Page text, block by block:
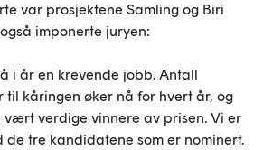
var prosjektene Samling og Biri
imponerte juryen:
i år en krevende jobb. Antall
til kåringen øker nå for hvert år, og
verdige vinnere av prisen. Vi er
de tre kandidatene som er nominert.